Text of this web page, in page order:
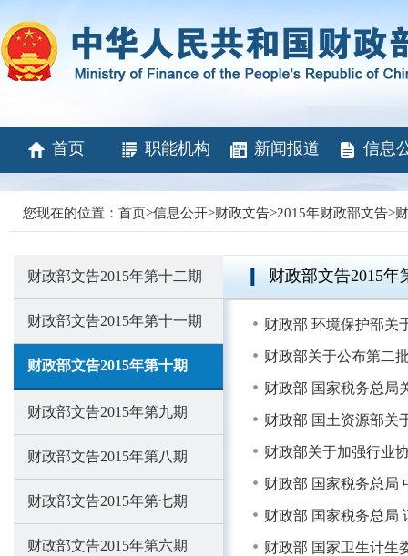
首页 职能机构 新闻报道 信息
您现在的位置： 首页>信息公开>财政文告>2015年财政部文告>
财政部文告2015年第十二期
财政部文告2015年第十一期
财政部文告2015年第十期
财政部文告2015年第九期
财政部文告2015年第八期
财政部文告2015年第七期
财政部文告2015年第六期
财政部文告2015年
财政部 环境保护部关
财政部关于公布第二
财政部 国家税务总局
财政部 国土资源部关
财政部关于加强行业
财政部 国家税务总局
财政部 国家税务总局
财政部 国家卫生计生